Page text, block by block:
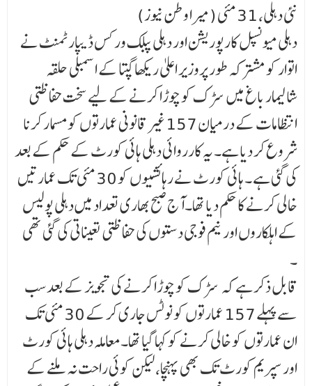
نئی دہلی، 31 مئی (میرا وطن نیوز)
دہلی میونسپل کارپوریشن اور دہلی پبلک ورکس ڈیپارٹمنٹ نے
اتوار کو مشترکہ طور پروزیر اعلیٰ ریکھا گپتا کے اسمبلی حلقہ
شالیمار باغ میں سڑک کو چوڑا کرنے کے لیے سخت حفاظتی
انتظامات کے درمیان 157 غیر قانونی عمارتوں کو مسمار کرنا
شروع کر دیا ہے۔ یہ کارروائی دہلی ہائی کورٹ کے حکم کے بعد
کی گئی ہے ۔ ہائی کورٹ نے رہائشیوں کو 30 مئی تک عمارتیں
خالی کرنے کا حکم دیا تھا۔آج صبح بھاری تعداد میں دہلی پولیس
کے اہلکاروں اور نیم فوجی دستوں کی حفاظتی تعیناتی کی گئی تھی
۔
قابل ذکر ہے کہ سڑک کو چوڑا کرنے کی تجویز کے بعد سب
سے پہلے 157 عمارتوں کو نوٹس جاری کر کے 30 مئی تک
ان عمارتوں کو خالی کرنے کو کہا گیا تھا۔معاملہ دہلی ہائی کورٹ
اور سپریم کورٹ تک بھی پہنچا، لیکن کوئی راحت نہ ملنے کے